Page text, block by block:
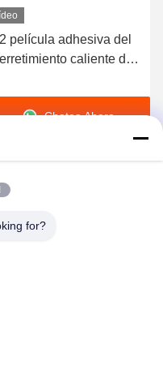
película adhesiva del
caliente de
para la ropa interior
Chatea Ahora
Products Co., Ltd.
for?